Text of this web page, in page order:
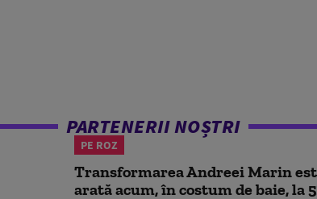
PARTENERII NOȘTRI
PE ROZ
Transformarea Andreei Marin
arată acum, în costum de baie, la